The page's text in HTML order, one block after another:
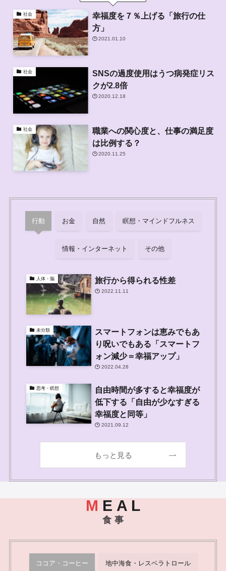
社会
幸福度を７％上げる「旅行の仕
方」
2021.01.10
社会
SNSの過度使用はうつ病発症リス
クが2.8倍
2020.12.18
社会
職業への関心度と、仕事の満足度
は比例する？
2020.11.25
行動 お金 自然 瞑想・マインドフルネス
情報・インターネット その他
人体・脳 旅行から得られる性差
2022.11.11
未分類
スマートフォンは恵みでもあ
り呪いでもある「スマートフ
ォン減少＝幸福アップ」
2022.04.28
思考・瞑想
自由時間が多すると幸福度が
低下する「自由が少なすぎる
幸福度と同等」
2021.09.12
もっと見る
M E A L
食 事
ココア・コーヒー 地中海食・レスベラトロール